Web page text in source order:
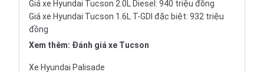
Giá xe Hyundai Tucson 2.0L Diesel: 940 triệu đồng
Giá xe Hyundai Tucson 1.6L T-GDI đặc biệt: 932 triệu
đồng
Xem thêm: Đánh giá xe Tucson
Xe Hyundai Palisade